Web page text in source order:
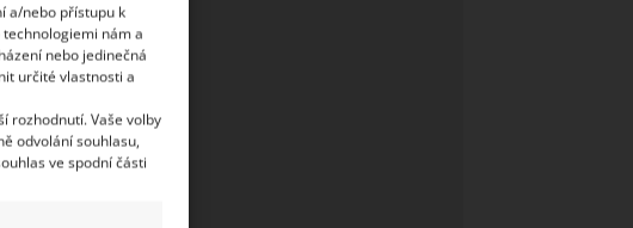
a/nebo přístupu k
nám a
nebo jedinečná
určité vlastnosti a
rozhodnutí. Vaše volby
odvolání souhlasu,
ve spodní části